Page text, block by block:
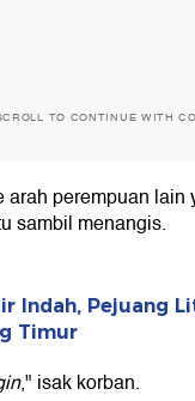
TO CONTINUE WITH
perempuan lain
sambil menangis.
Indah, Pejuang
Timur
," isak korban.